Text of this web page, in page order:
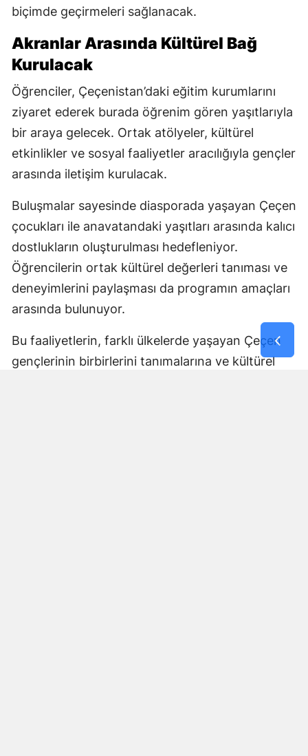
biçimde geçirmeleri sağlanacak.
Akranlar Arasında Kültürel Bağ
Kurulacak
Öğrenciler, Çeçenistan’daki eğitim kurumlarını
ziyaret ederek burada öğrenim gören yaşıtlarıyla
bir araya gelecek. Ortak atölyeler, kültürel
etkinlikler ve sosyal faaliyetler aracılığıyla gençler
arasında iletişim kurulacak.
Buluşmalar sayesinde diasporada yaşayan Çeçen
çocukları ile anavatandaki yaşıtları arasında kalıcı
dostlukların oluşturulması hedefleniyor.
Öğrencilerin ortak kültürel değerleri tanıması ve
deneyimlerini paylaşması da programın amaçları
arasında bulunuyor.
Bu faaliyetlerin, farklı ülkelerde yaşayan Çeçen
gençlerinin birbirlerini tanımalarına ve kültürel